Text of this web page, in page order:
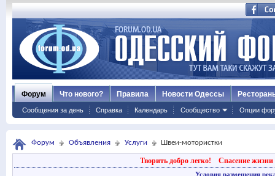
Форум
Сообщения за день Справка Календарь Сообщество Опции
Что нового? Правила Новости Одессы
Форум Объявления Услуги Швеи-мотористки
Творить добро легко! Спасение жизни
Условия размещения